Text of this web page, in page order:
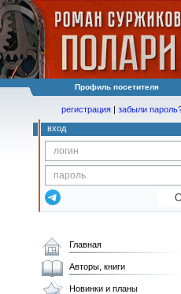
Профиль посетителя
регистрация | забыли
вход
Главная
Авторы, книги
Новинки и планы